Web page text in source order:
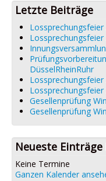
Impressum
Letzte Beiträge
Lossprechungsfeier
DüsselRheinRuhr
Lossprechungsfeier
Lossprechungsfeier
Gesellenprüfung
Gesellenprüfung
Neueste
Keine Termine
Ganzen Kalender